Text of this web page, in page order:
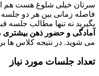
سرتان خیلی شلوغ هست هم این
فاصله زمانی بین هر دو
بگیرید نه تنها مطالب جلسه
آمادگی و حضور ذهن بیشتری
می شوید. در نتیجه کلاس ها
تعداد جلسات مورد نیاز